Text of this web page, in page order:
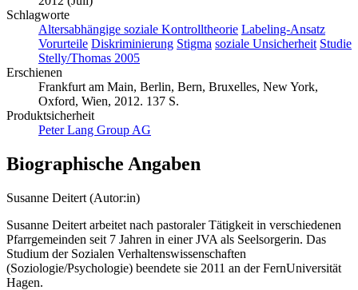
Schlagworte
Altersabhängige soziale Kontrolltheorie Labeling-Ansatz
Vorurteile Diskriminierung Stigma soziale Unsicherheit Studie
Stelly/Thomas 2005
Erschienen
Frankfurt am Main, Berlin, Bern, Bruxelles, New York,
Oxford, Wien, 2012. 137 S.
Produktsicherheit
Peter Lang Group AG
Biographische Angaben
Susanne Deitert (Autor:in)
Susanne Deitert arbeitet nach pastoraler Tätigkeit in verschiedenen
Pfarrgemeinden seit 7 Jahren in einer JVA als Seelsorgerin. Das
Studium der Sozialen Verhaltenswissenschaften
(Soziologie/Psychologie) beendete sie 2011 an der FernUniversität
Hagen.